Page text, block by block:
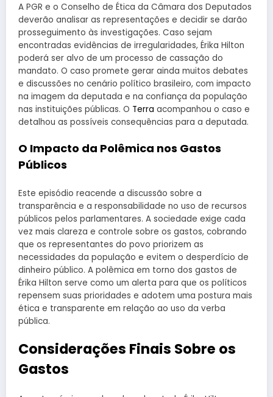
A PGR e o Conselho de Ética da Câmara dos Deputados
deverão analisar as representações e decidir se darão
prosseguimento às investigações. Caso sejam
encontradas evidências de irregularidades, Érika Hilton
poderá ser alvo de um processo de cassação do
mandato. O caso promete gerar ainda muitos debates
e discussões no cenário político brasileiro, com impacto
na imagem da deputada e na confiança da população
nas instituições públicas. O Terra acompanhou o caso e
detalhou as possíveis consequências para a deputada.
O Impacto da Polêmica nos Gastos
Públicos
Este episódio reacende a discussão sobre a
transparência e a responsabilidade no uso de recursos
públicos pelos parlamentares. A sociedade exige cada
vez mais clareza e controle sobre os gastos, cobrando
que os representantes do povo priorizem as
necessidades da população e evitem o desperdício de
dinheiro público. A polêmica em torno dos gastos de
Érika Hilton serve como um alerta para que os políticos
repensem suas prioridades e adotem uma postura mais
ética e transparente em relação ao uso da verba
pública.
Considerações Finais Sobre os
Gastos